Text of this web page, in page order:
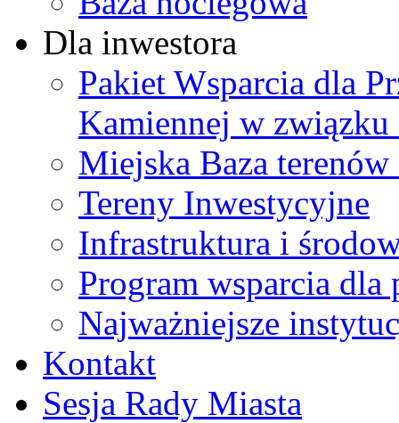
Dla inwestora
Pakiet Wsparcia dla
Kamiennej w
Miejska Baza
Tereny Inwestycyjne
Infrastruktura i
Program wsparcia
Najważniejsze
Kontakt
Sesja Rady Miasta